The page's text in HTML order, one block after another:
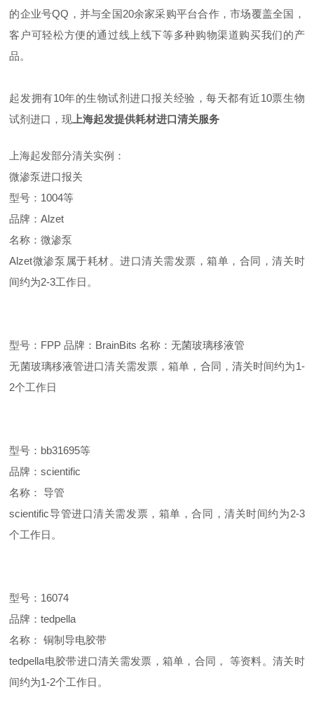
的企业号QQ，并与全国20余家采购平台合作，市场覆盖全国，
客户可轻松方便的通过线上线下等多种购物渠道购买我们的产
品。
起发拥有10年的生物试剂进口报关经验，每天都有近10票生物
试剂进口，现 上海起发提供耗材进口清关服务
上海起发部分清关实例：
微渗泵进口报关
型号：1004等
品牌：Alzet
名称：微渗泵
Alzet微渗泵属于耗材。进口清关需发票，箱单，合同，清关时
间约为2-3工作日。
型号：FPP 品牌：BrainBits 名称：无菌玻璃移液管
无菌玻璃移液管进口清关需发票，箱单，合同，清关时间约为1-
2个工作日
型号：bb31695等
品牌：scientific
名称： 导管
scientific导管进口清关需发票，箱单，合同，清关时间约为2-3
个工作日。
型号：16074
品牌：tedpella
名称： 铜制导电胶带
tedpella电胶带进口清关需发票，箱单，合同， 等资料。清关时
间约为1-2个工作日。